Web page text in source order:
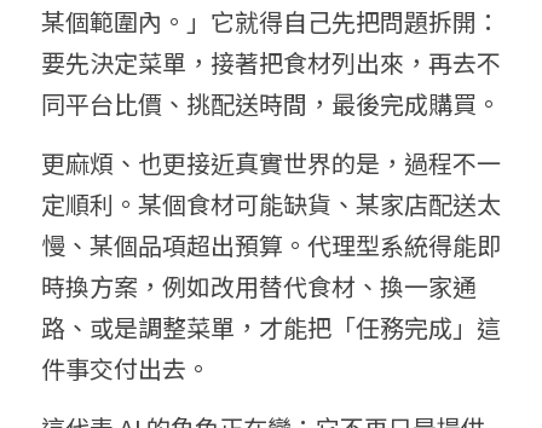
某個範圍內。」它就得自己先把問題拆開：
要先決定菜單，接著把食材列出來，再去不
同平台比價、挑配送時間，最後完成購買。
更麻煩、也更接近真實世界的是，過程不一
定順利。某個食材可能缺貨、某家店配送太
慢、某個品項超出預算。代理型系統得能即
時換方案，例如改用替代食材、換一家通
路、或是調整菜單，才能把「任務完成」這
件事交付出去。